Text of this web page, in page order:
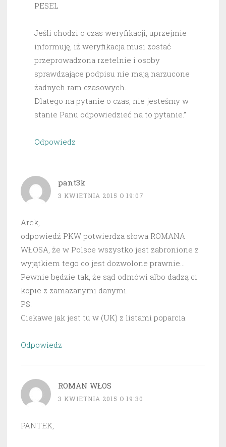
PESEL
Jeśli chodzi o czas weryfikacji, uprzejmie
informuję, iż weryfikacja musi zostać
przeprowadzona rzetelnie i osoby
sprawdzające podpisu nie mają narzucone
żadnych ram czasowych.
Dlatego na pytanie o czas, nie jesteśmy w
stanie Panu odpowiedzieć na to pytanie.”
Odpowiedz
pant3k
3 KWIETNIA 2015 O 19:07
Arek,
odpowiedź PKW potwierdza słowa ROMANA
WŁOSA, że w Polsce wszystko jest zabronione z
wyjątkiem tego co jest dozwolone prawnie…
Pewnie będzie tak, że sąd odmówi albo dadzą ci
kopie z zamazanymi danymi.
PS.
Ciekawe jak jest tu w (UK) z listami poparcia.
Odpowiedz
ROMAN WŁOS
3 KWIETNIA 2015 O 19:30
PANTEK,